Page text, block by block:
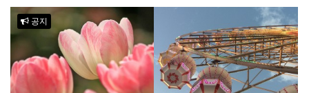
공지